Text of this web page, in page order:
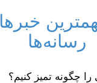
رسانه‌ها
چگونه تمیز کنیم؟